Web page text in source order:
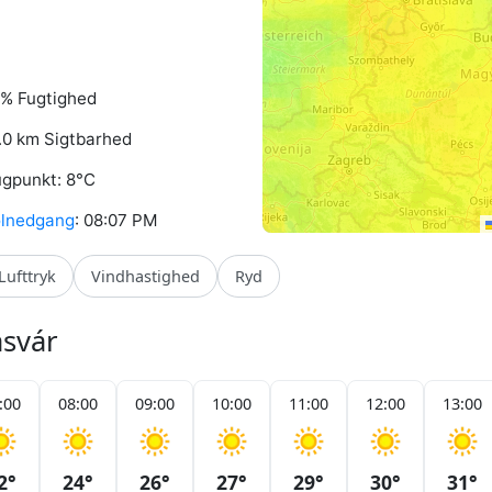
Fugtighed
km Sigtbarhed
8°C
: 08:07 PM
Vindhastighed Ryd
08:00
24°
09:00
26°
10:00
27°
11:00
29°
12:00
30°
13:00
31°